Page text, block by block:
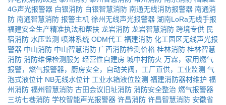
4G声光报警器 白银消防 白银智慧消防 南通无线消防报警器 南通消
防 南通智慧消防 报警主机 徐州无线声光报警器 湖南LoRa无线手报
福建安全生产精准执法和帮扶 龙岩消防 龙岩智慧消防 跨境专供 民
宿消防 水压监测 喷淋系统 ODM代工 福建消防 化工园区无线声光报
警器 中山消防 中山智慧消防 广西消防检测价格 桂林消防 桂林智慧
消防 消防维保检测服务 经营性自建房 城中村防火 万霖，家用燃气
报警，燃气报警器，厨房安全，自动关阀，工厂直供，工业监测 气
泡式液位计 NB无线水位计 工业水箱液位监测 福建消防器材维护 福
州消防 福州智慧消防 古田会议旧址消防 消防安全整治 燃气报警器
三坊七巷消防 学校智能声光报警器 许昌消防 许昌智慧消防 安徽省